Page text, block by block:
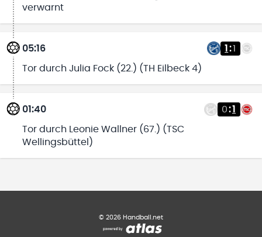
verwarnt
05:16 1 :1
Tor durch Julia Fock (22.) (TH Eilbeck 4)
01:40 0:1
Tor durch Leonie Wallner (67.) (TSC
Wellingsbüttel)
© 2026 Handball.net